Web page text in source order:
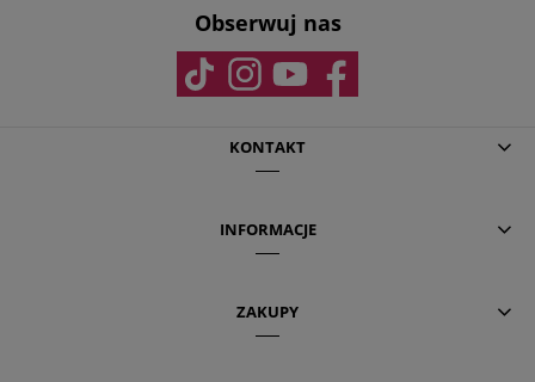
Obserwuj nas
KONTAKT
INFORMACJE
ZAKUPY